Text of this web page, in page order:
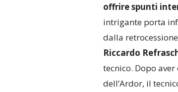
offrire spunti
intrigante porta
dalla
Riccardo
tecnico. Dopo
dell’Ardor, il